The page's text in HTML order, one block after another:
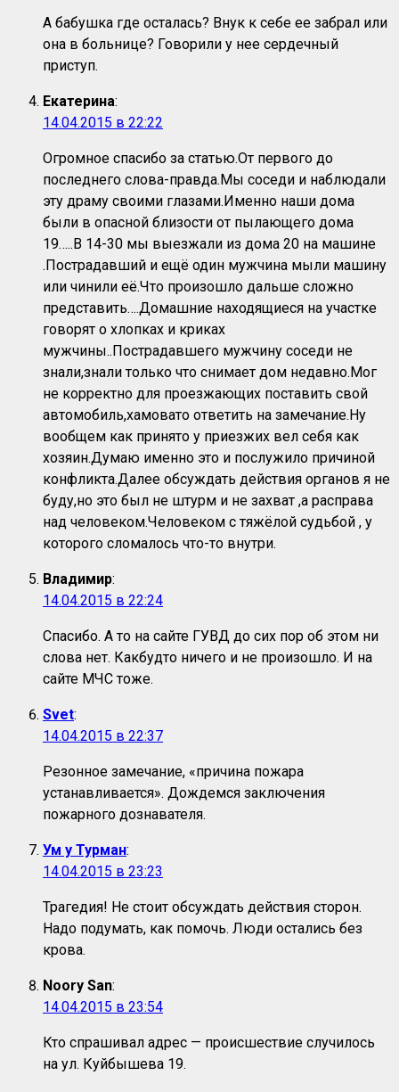
А бабушка где осталась? Внук к себе ее забрал или
она в больнице? Говорили у нее сердечный
приступ.
Екатерина:
14.04.2015 в 22:22
Огромное спасибо за статью.От первого до
последнего слова-правда.Мы соседи и наблюдали
эту драму своими глазами.Именно наши дома
были в опасной близости от пылающего дома
19…..В 14-30 мы выезжали из дома 20 на машине
.Пострадавший и ещё один мужчина мыли машину
или чинили её.Что произошло дальше сложно
представить….Домашние находящиеся на участке
говорят о хлопках и криках
мужчины..Пострадавшего мужчину соседи не
знали,знали только что снимает дом недавно.Мог
не корректно для проезжающих поставить свой
автомобиль,хамовато ответить на замечание.Ну
вообщем как принято у приезжих вел себя как
хозяин.Думаю именно это и послужило причиной
конфликта.Далее обсуждать действия органов я не
буду,но это был не штурм и не захват ,а расправа
над человеком.Человеком с тяжёлой судьбой , у
которого сломалось что-то внутри.
Владимир:
14.04.2015 в 22:24
Спасибо. А то на сайте ГУВД до сих пор об этом ни
слова нет. Какбудто ничего и не произошло. И на
сайте МЧС тоже.
Svet:
14.04.2015 в 22:37
Резонное замечание, «причина пожара
устанавливается». Дождемся заключения
пожарного дознавателя.
Ум у Турман:
14.04.2015 в 23:23
Трагедия! Не стоит обсуждать действия сторон.
Надо подумать, как помочь. Люди остались без
крова.
Noory San:
14.04.2015 в 23:54
Кто спрашивал адрес — происшествие случилось
на ул. Куйбышева 19.